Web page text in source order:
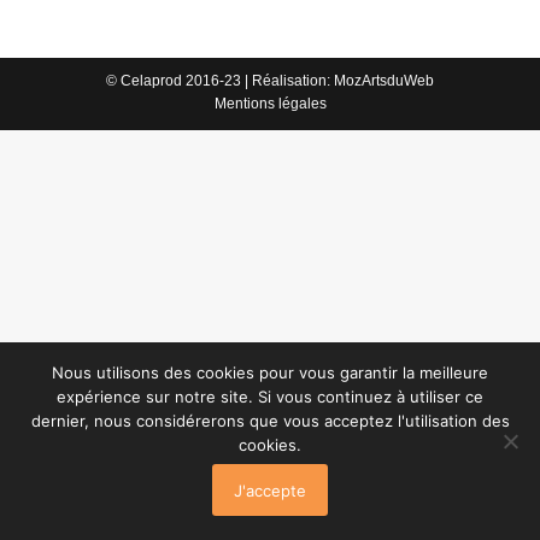
© Celaprod 2016-23 | Réalisation: MozArtsduWeb
Mentions légales
Nous utilisons des cookies pour vous garantir la meilleure
expérience sur notre site. Si vous continuez à utiliser ce
dernier, nous considérerons que vous acceptez l'utilisation des
cookies.
J'accepte